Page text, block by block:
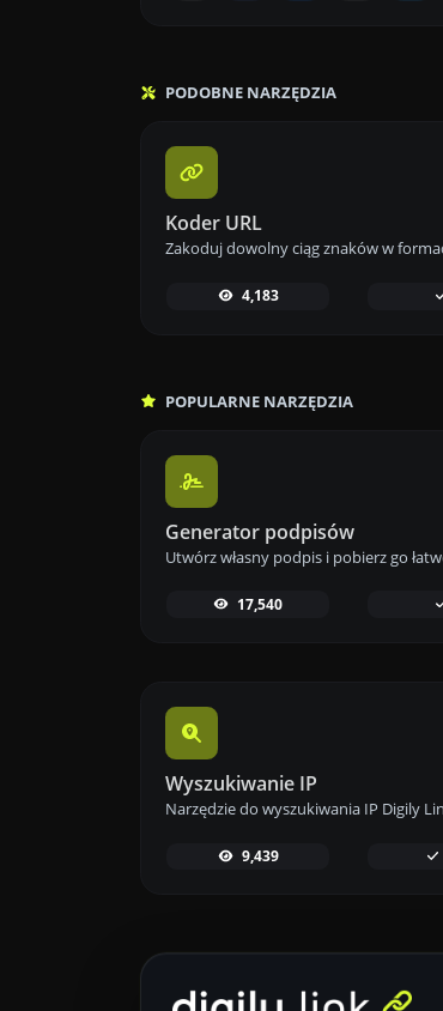
PODOBNE NARZĘDZIA
Koder URL
4,183
POPULARNE NARZĘDZIA
Generator podpisów
17,540
Wyszukiwanie IP
9,439